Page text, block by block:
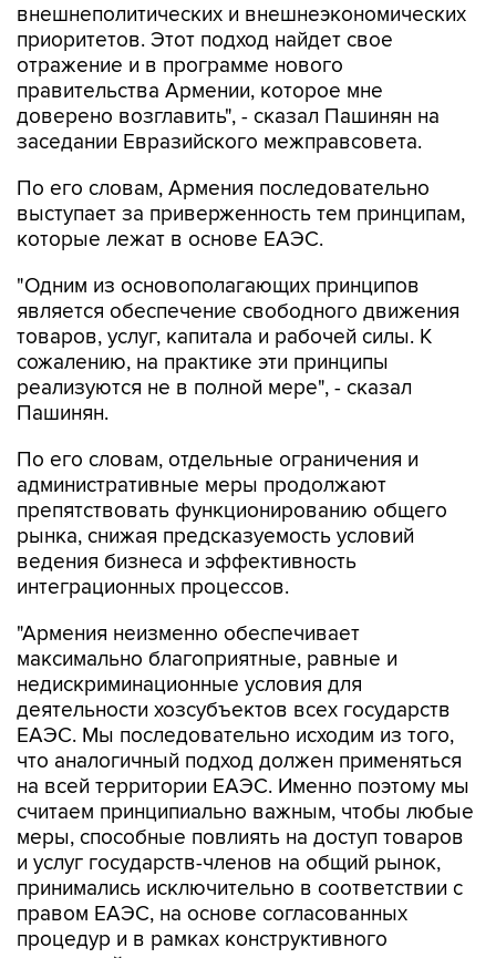
отражение и в программе нового
правительства Армении, которое мне
доверено возглавить", - сказал Пашинян на
заседании Евразийского межправсовета.
По его словам, Армения последовательно
которые лежат в основе ЕАЭС.
"Одним из основополагающих принципов
товаров, услуг, капитала и рабочей силы. К
сожалению, на практике эти принципы
реализуются не в полной мере", - сказал
Пашинян.
По его словам, отдельные ограничения и
препятствовать функционированию общего
рынка, снижая предсказуемость условий
ведения бизнеса и эффективность
интеграционных процессов.
"Армения неизменно обеспечивает
недискриминационные условия для
деятельности хозсубъектов всех государств
ЕАЭС. Мы последовательно исходим из того,
что аналогичный подход должен применяться
на всей территории ЕАЭС. Именно поэтому мы
считаем принципиально важным, чтобы любые
меры, способные повлиять на доступ товаров
и услуг государств-членов на общий рынок,
принимались исключительно в соответствии с
правом ЕАЭС, на основе согласованных
процедур и в рамках конструктивного
взаимодействия между компетентными
органами", - заявил премьер Армении.